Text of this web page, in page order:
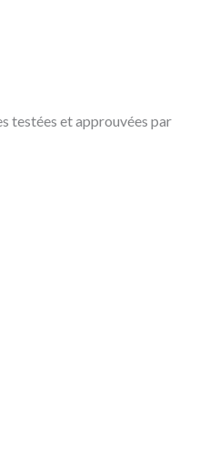
testées et approuvées par